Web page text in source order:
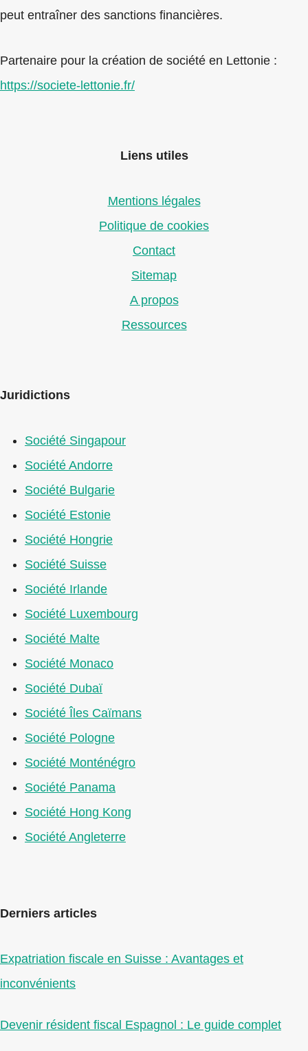
peut entraîner des sanctions financières.
Partenaire pour la création de société en Lettonie :
https://societe-lettonie.fr/
Liens utiles
Mentions légales
Politique de cookies
Contact
Sitemap
A propos
Ressources
Juridictions
Société Singapour
Société Andorre
Société Bulgarie
Société Estonie
Société Hongrie
Société Suisse
Société Irlande
Société Luxembourg
Société Malte
Société Monaco
Société Dubaï
Société Îles Caïmans
Société Pologne
Société Monténégro
Société Panama
Société Hong Kong
Société Angleterre
Derniers articles
Expatriation fiscale en Suisse : Avantages et
inconvénients
Devenir résident fiscal Espagnol : Le guide complet